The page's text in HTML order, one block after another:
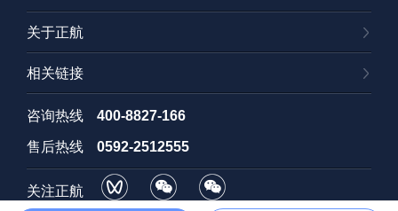
关于正航
相关链接
咨询热线 400-8827-166
售后热线 0592-2512555
关注正航